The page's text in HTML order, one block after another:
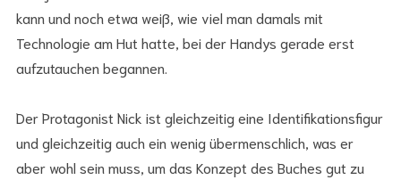
kann und noch etwa weiß, wie viel man damals mit
Technologie am Hut hatte, bei der Handys gerade erst
aufzutauchen begannen.
Der Protagonist Nick ist gleichzeitig eine Identifikationsfigur
und gleichzeitig auch ein wenig übermenschlich, was er
aber wohl sein muss, um das Konzept des Buches gut zu